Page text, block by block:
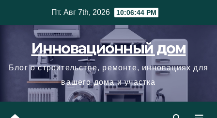
Пт. Авг 7th, 2026 10:06:45 PM
Инновационный дом
Блог о строительстве, ремонте, инновациях для
вашего дома и участка